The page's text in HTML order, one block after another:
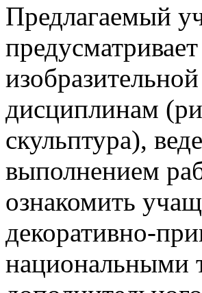
Предлагаемый
дисциплинам
скульптура),
выполнением
ознакомить
декоративно-
национальными